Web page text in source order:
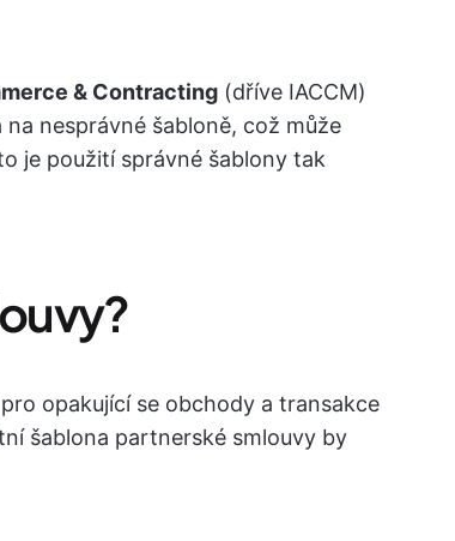
& Contracting (dříve IACCM)
nesprávné šabloně, což může
je použití správné šablony tak
opakující se obchody a transakce
šablona partnerské smlouvy by